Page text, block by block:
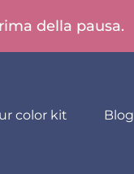
della pausa.
color kit Blog